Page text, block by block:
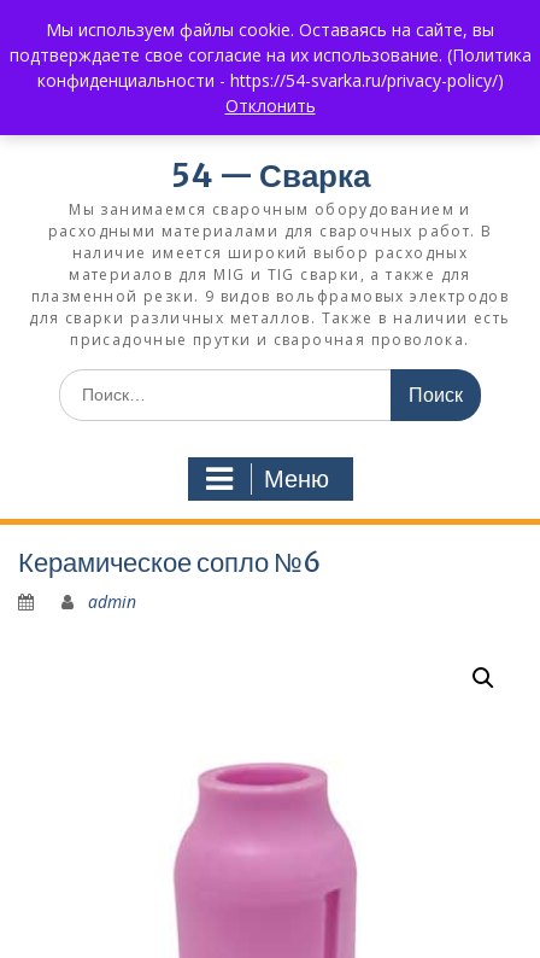
содержимому
+7 (383) 375-0008
3750008@mail.ru
What's App:
+7 930 858 02 99
54 — Сварка
Мы занимаемся сварочным оборудованием и
расходными материалами для сварочных работ. В
наличие имеется широкий выбор расходных
материалов для MIG и TIG сварки, а также для
плазменной резки. 9 видов вольфрамовых электродов
для сварки различных металлов. Также в наличии есть
присадочные прутки и сварочная проволока.
Искать:
Меню
Керамическое сопло №6
admin
Мы используем файлы cookie. Оставаясь на сайте, вы
подтверждаете свое согласие на их использование. (Политика
конфиденциальности - https://54-svarka.ru/privacy-policy/)
Отклонить